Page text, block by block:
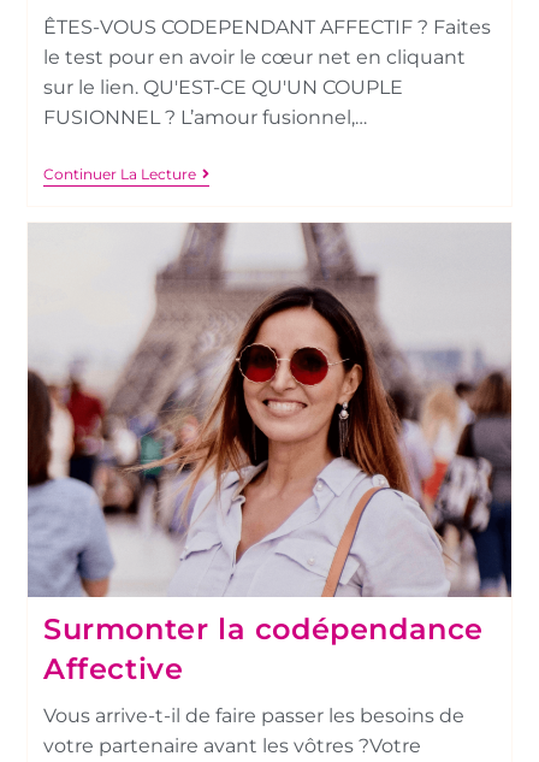
ÊTES-VOUS CODEPENDANT AFFECTIF ? Faites
le test pour en avoir le cœur net en cliquant
sur le lien. QU'EST-CE QU'UN COUPLE
FUSIONNEL ? L’amour fusionnel,…
Continuer La Lecture
Surmonter la codépendance
Affective
Vous arrive-t-il de faire passer les besoins de
votre partenaire avant les vôtres ?Votre